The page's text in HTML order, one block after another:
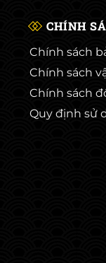
CHÍNH
Chính sách
Chính sách
Chính sách
Quy định sử